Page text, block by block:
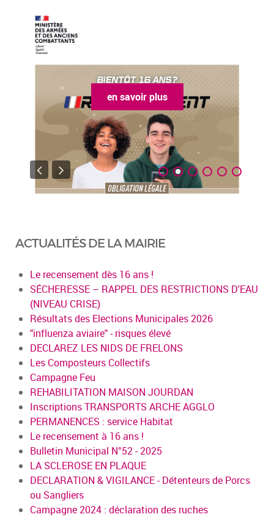
en savoir plus
ACTUALITÉS DE LA MAIRIE
Le recensement dès 16 ans !
SÉCHERESSE – RAPPEL DES RESTRICTIONS D'EAU
(NIVEAU CRISE)
Résultats des Elections Municipales 2026
"influenza aviaire" - risques élevé
DECLAREZ LES NIDS DE FRELONS
Les Composteurs Collectifs
Campagne Feu
REHABILITATION MAISON JOURDAN
Inscriptions TRANSPORTS ARCHE AGGLO
PERMANENCES : service Habitat
Le recensement à 16 ans !
Bulletin Municipal N°52 - 2025
LA SCLEROSE EN PLAQUE
DECLARATION & VIGILANCE - Détenteurs de Porcs
ou Sangliers
Campagne 2024 : déclaration des ruches